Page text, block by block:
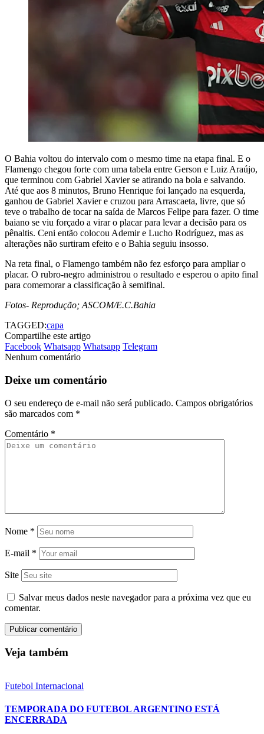
O Bahia voltou do intervalo com o mesmo time na etapa final. E o
Flamengo chegou forte com uma tabela entre Gerson e Luiz Araújo,
que terminou com Gabriel Xavier se atirando na bola e salvando.
Até que aos 8 minutos, Bruno Henrique foi lançado na esquerda,
ganhou de Gabriel Xavier e cruzou para Arrascaeta, livre, que só
teve o trabalho de tocar na saída de Marcos Felipe para fazer. O time
baiano se viu forçado a virar o placar para levar a decisão para os
pênaltis. Ceni então colocou Ademir e Lucho Rodríguez, mas as
alterações não surtiram efeito e o Bahia seguiu insosso.
Na reta final, o Flamengo também não fez esforço para ampliar o
placar. O rubro-negro administrou o resultado e esperou o apito final
para comemorar a classificação à semifinal.
Fotos- Reprodução; ASCOM/E.C.Bahia
TAGGED:capa
Compartilhe este artigo
Facebook Whatsapp Whatsapp Telegram
Nenhum comentário
Deixe um comentário
O seu endereço de e-mail não será publicado. Campos obrigatórios
são marcados com *
Comentário *
Nome *
E-mail *
Site
Salvar meus dados neste navegador para a próxima vez que eu
comentar.
Veja também
Futebol Internacional
TEMPORADA DO FUTEBOL ARGENTINO ESTÁ
ENCERRADA